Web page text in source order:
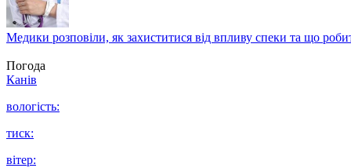
Медики розповіли, як захиститися від впливу спеки та що
Погода
Канів
вологість:
тиск:
вітер: